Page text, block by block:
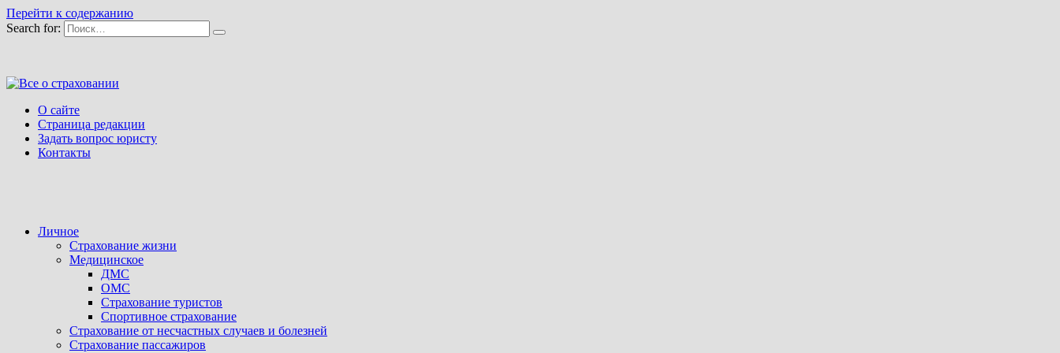
Перейти к содержанию
Search for:
О сайте
Страница редакции
Задать вопрос юристу
Контакты
Личное
Страхование жизни
Медицинское
ДМС
ОМС
Страхование туристов
Спортивное страхование
Страхование от несчастных случаев и болезней
Страхование пассажиров